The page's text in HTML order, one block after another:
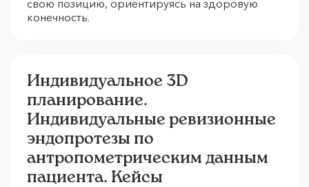
Индивидуальное 3D
планирование.
Индивидуальные ревизионные
эндопротезы по
антропометрическим данным
пациента. Кейсы